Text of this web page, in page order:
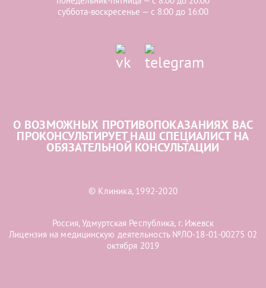
суббота-воскресенье — с 8:00 до 16:00
О ВОЗМОЖНЫХ ПРОТИВОПОКАЗАНИЯХ ВАС
ПРОКОНСУЛЬТИРУЕТ НАШ СПЕЦИАЛИСТ НА
ОБЯЗАТЕЛЬНОЙ КОНСУЛЬТАЦИИ
© Клиника, 1992-2020
Россия, Удмуртская Республика, г. Ижевск
Лицензия на медицинскую деятельность №ЛО-18-01-00275 02
октября 2019